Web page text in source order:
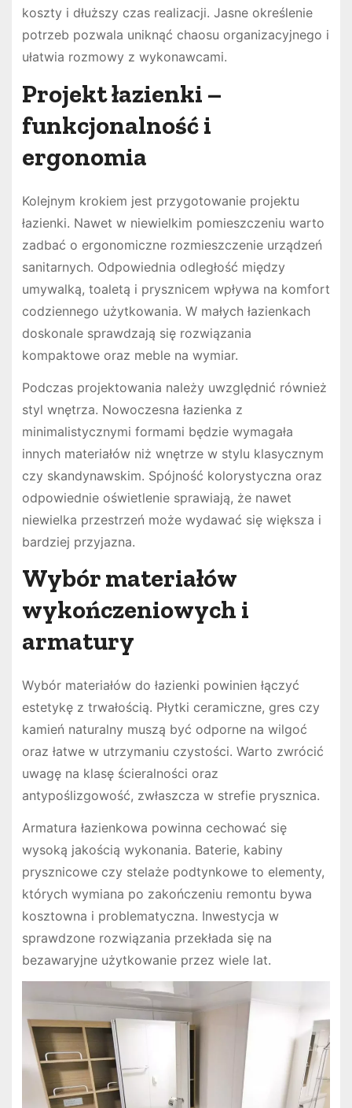
koszty i dłuższy czas realizacji. Jasne określenie
potrzeb pozwala uniknąć chaosu organizacyjnego i
ułatwia rozmowy z wykonawcami.
Projekt łazienki –
funkcjonalność i
ergonomia
Kolejnym krokiem jest przygotowanie projektu
łazienki. Nawet w niewielkim pomieszczeniu warto
zadbać o ergonomiczne rozmieszczenie urządzeń
sanitarnych. Odpowiednia odległość między
umywalką, toaletą i prysznicem wpływa na komfort
codziennego użytkowania. W małych łazienkach
doskonale sprawdzają się rozwiązania
kompaktowe oraz meble na wymiar.
Podczas projektowania należy uwzględnić również
styl wnętrza. Nowoczesna łazienka z
minimalistycznymi formami będzie wymagała
innych materiałów niż wnętrze w stylu klasycznym
czy skandynawskim. Spójność kolorystyczna oraz
odpowiednie oświetlenie sprawiają, że nawet
niewielka przestrzeń może wydawać się większa i
bardziej przyjazna.
Wybór materiałów
wykończeniowych i
armatury
Wybór materiałów do łazienki powinien łączyć
estetykę z trwałością. Płytki ceramiczne, gres czy
kamień naturalny muszą być odporne na wilgoć
oraz łatwe w utrzymaniu czystości. Warto zwrócić
uwagę na klasę ścieralności oraz
antypoślizgowość, zwłaszcza w strefie prysznica.
Armatura łazienkowa powinna cechować się
wysoką jakością wykonania. Baterie, kabiny
prysznicowe czy stelaże podtynkowe to elementy,
których wymiana po zakończeniu remontu bywa
kosztowna i problematyczna. Inwestycja w
sprawdzone rozwiązania przekłada się na
bezawaryjne użytkowanie przez wiele lat.